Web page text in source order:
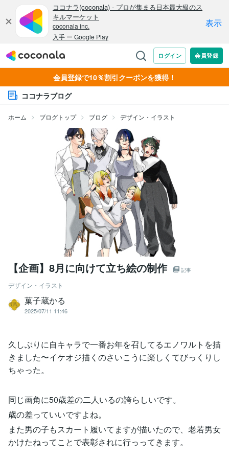
会員登録で10％割引クーポンを獲得！
ココナラブログ
ホーム ブログトップ ブログ デザイン・イラスト
【企画】8月に向けて立ち絵の制作 記事
デザイン・イラスト
菓子蔵かる
2025/07/11 11:46
久しぶりに自キャラで一番お年を召してるエノワルトを描
きました〜イケオジ描くのさいこうに楽しくてびっくりし
ちゃった。
同じ画角に50歳差の二人いるの誇らしいです。
歳の差っていいですよね。
また男の子もスカート履いてますが描いたので、老若男女
かけたねってことで表彰されに行っってきます。